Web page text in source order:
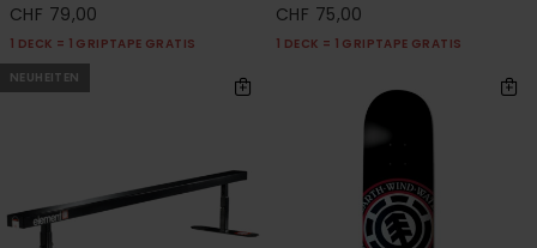
CHF 79,00
1 DECK = 1 GRIPTAPE GRATIS
CHF 75,00
1 DECK = 1 GRIPTAPE GRATIS
NEUHEITEN